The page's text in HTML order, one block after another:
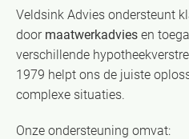
Veldsink Advies ondersteunt
door maatwerkadvies en
verschillende
1979 helpt ons de juiste
complexe situaties.
Onze ondersteuning omvat: